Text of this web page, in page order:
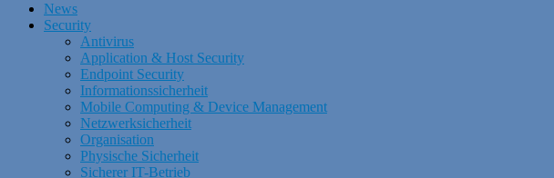
News
Security
Antivirus
Application & Host Security
Endpoint Security
Informationssicherheit
Mobile Computing & Device Management
Netzwerksicherheit
Organisation
Physische Sicherheit
Sicherer IT-Betrieb